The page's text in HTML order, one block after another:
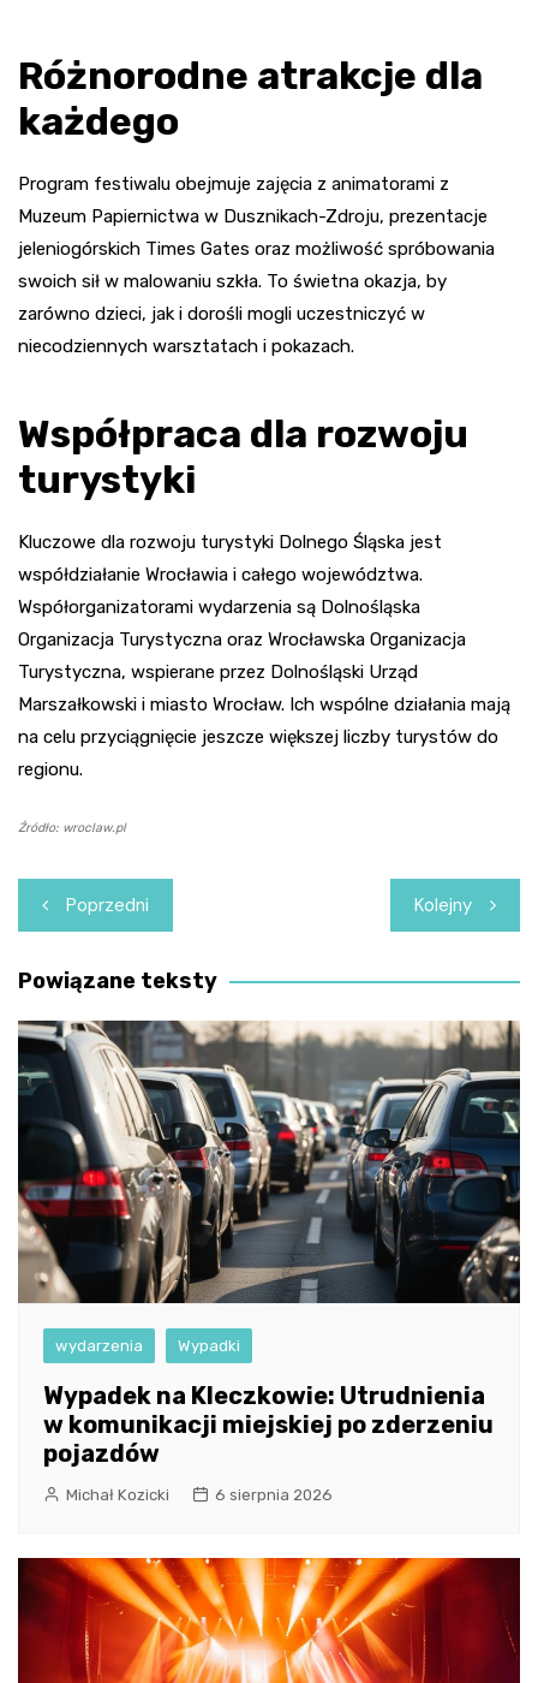
Różnorodne atrakcje dla
każdego
Program festiwalu obejmuje zajęcia z animatorami z
Muzeum Papiernictwa w Dusznikach-Zdroju, prezentacje
jeleniogórskich Times Gates oraz możliwość spróbowania
swoich sił w malowaniu szkła. To świetna okazja, by
zarówno dzieci, jak i dorośli mogli uczestniczyć w
niecodziennych warsztatach i pokazach.
Współpraca dla rozwoju
turystyki
Kluczowe dla rozwoju turystyki Dolnego Śląska jest
współdziałanie Wrocławia i całego województwa.
Współorganizatorami wydarzenia są Dolnośląska
Organizacja Turystyczna oraz Wrocławska Organizacja
Turystyczna, wspierane przez Dolnośląski Urząd
Marszałkowski i miasto Wrocław. Ich wspólne działania mają
na celu przyciągnięcie jeszcze większej liczby turystów do
regionu.
Źródło: wroclaw.pl
Nawigacja
wpisu
Poprzedni Kolejny
Powiązane teksty
wydarzenia Wypadki
Wypadek na Kleczkowie: Utrudnienia
w komunikacji miejskiej po zderzeniu
pojazdów
Michał Kozicki 6 sierpnia 2026